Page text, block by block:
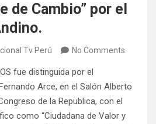
de Cambio” por el
Tv Perú No Comments
fue distinguida por el
Arce, en el Salón Alberto
de la Republica, con el
como “Ciudadana de Valor y